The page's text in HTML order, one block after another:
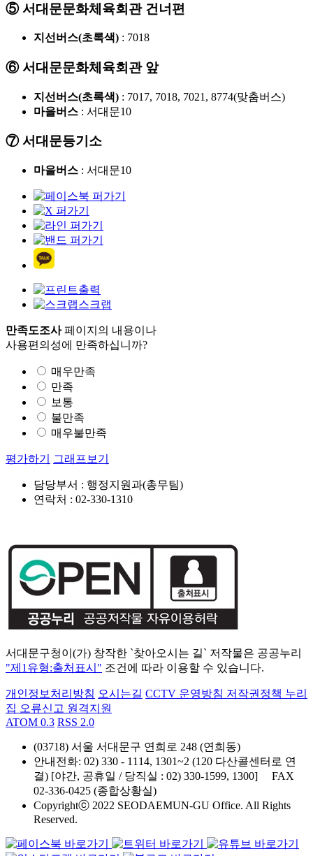
⑤ 서대문문화체육회관 건너편
지선버스(초록색) : 7018
⑥ 서대문문화체육회관 앞
지선버스(초록색) : 7017, 7018, 7021, 8774(맞춤버스)
마을버스 : 서대문10
⑦ 서대문등기소
마을버스 : 서대문10
출력
스크랩
만족도조사페이지의 내용이나
사용편의성에 만족하십니까?
매우만족
만족
보통
불만족
매우불만족
평가하기 그래프보기
담당부서 : 행정지원과(총무팀)
연락처 : 02-330-1310
서대문구청이(가) 창작한 `찾아오시는 길` 저작물은 공공누리
"제1유형:출처표시" 조건에 따라 이용할 수 있습니다.
개인정보처리방침 오시는길 CCTV 운영방침 저작권정책 누리
집 오류신고 원격지원
ATOM 0.3 RSS 2.0
(03718) 서울 서대문구 연희로 248 (연희동)
안내전화: 02) 330 - 1114, 1301~2 (120 다산콜센터로 연
결) [야간, 공휴일 / 당직실 : 02) 330-1599, 1300] FAX
02-336-0425 (종합상황실)
Copyrightⓒ 2022 SEODAEMUN-GU Office. All Rights
Reserved.